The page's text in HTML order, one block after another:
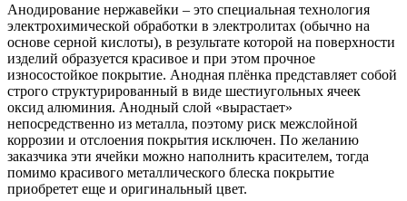
Анодирование нержавейки – это специальная технология
электрохимической обработки в электролитах (обычно на
основе серной кислоты), в результате которой на поверхности
изделий образуется красивое и при этом прочное
износостойкое покрытие. Анодная плёнка представляет собой
строго структурированный в виде шестиугольных ячеек
оксид алюминия. Анодный слой «вырастает»
непосредственно из металла, поэтому риск межслойной
коррозии и отслоения покрытия исключен. По желанию
заказчика эти ячейки можно наполнить красителем, тогда
помимо красивого металлического блеска покрытие
приобретет еще и оригинальный цвет.